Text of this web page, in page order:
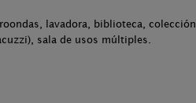
lavadora, biblioteca, colección
sala de usos múltiples.